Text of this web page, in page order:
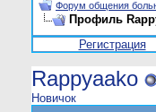
Форум общения
Профиль
Регистрация
Rappyaako
Новичок